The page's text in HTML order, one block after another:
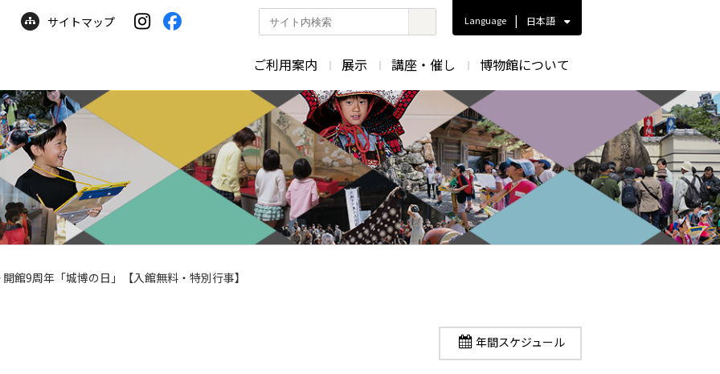
サイトマップ
ト
検
索
Language | 日本語
ご利用案内 展示 講座・催し 博物館について
開館9周年「城博の日」【入館無料・特別行事】
年間スケジュール